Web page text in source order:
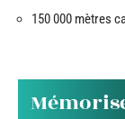
150 000 mètres